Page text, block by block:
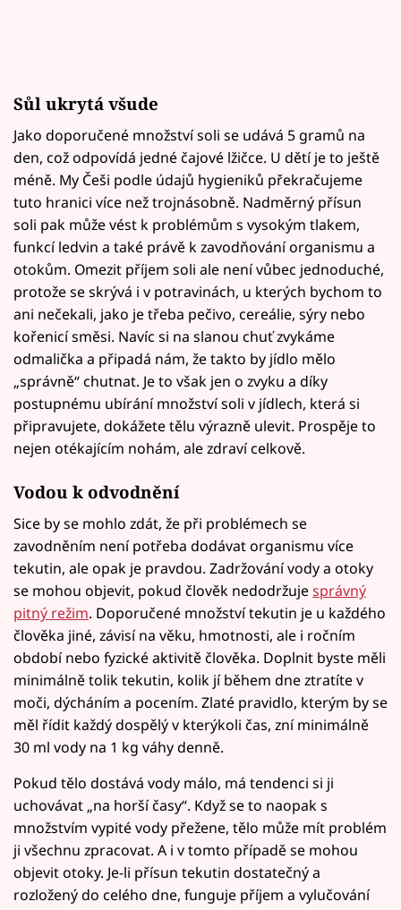
Sůl ukrytá všude
Jako doporučené množství soli se udává 5 gramů na
den, což odpovídá jedné čajové lžičce. U dětí je to ještě
méně. My Češi podle údajů hygieniků překračujeme
tuto hranici více než trojnásobně. Nadměrný přísun
soli pak může vést k problémům s vysokým tlakem,
funkcí ledvin a také právě k zavodňování organismu a
otokům. Omezit příjem soli ale není vůbec jednoduché,
protože se skrývá i v potravinách, u kterých bychom to
ani nečekali, jako je třeba pečivo, cereálie, sýry nebo
kořenicí směsi. Navíc si na slanou chuť zvykáme
odmalička a připadá nám, že takto by jídlo mělo
„správně“ chutnat. Je to však jen o zvyku a díky
postupnému ubírání množství soli v jídlech, která si
připravujete, dokážete tělu výrazně ulevit. Prospěje to
nejen otékajícím nohám, ale zdraví celkově.
Vodou k odvodnění
Sice by se mohlo zdát, že při problémech se
zavodněním není potřeba dodávat organismu více
tekutin, ale opak je pravdou. Zadržování vody a otoky
se mohou objevit, pokud člověk nedodržujesprávný
pitný režim. Doporučené množství tekutin je u každého
člověka jiné, závisí na věku, hmotnosti, ale i ročním
období nebo fyzické aktivitě člověka. Doplnit byste měli
minimálně tolik tekutin, kolik jí během dne ztratíte v
moči, dýcháním a pocením. Zlaté pravidlo, kterým by se
měl řídit každý dospělý v kterýkoli čas, zní minimálně
30 ml vody na 1 kg váhy denně.
Pokud tělo dostává vody málo, má tendenci si ji
uchovávat „na horší časy“. Když se to naopak s
množstvím vypité vody přežene, tělo může mít problém
ji všechnu zpracovat. A i v tomto případě se mohou
objevit otoky. Je-li přísun tekutin dostatečný a
rozložený do celého dne, funguje příjem a vylučování